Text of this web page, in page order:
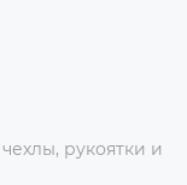
рукоятки и